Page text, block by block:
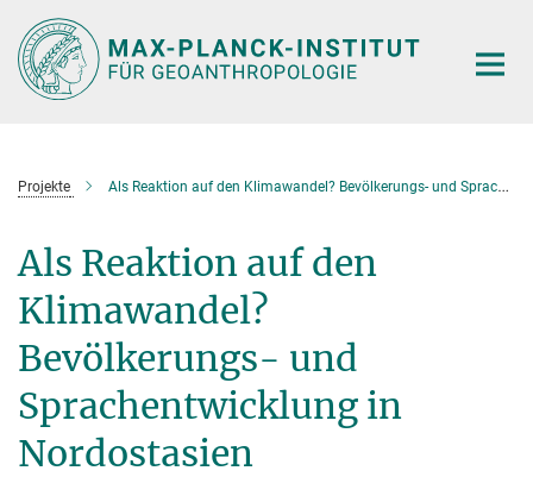
Hauptinhalt
Projekte Als Reaktion auf den Klimawandel? Bevölkerungs- und Sprachentwicklung in Nordostasien
Als Reaktion auf den
Klimawandel?
Bevölkerungs- und
Sprachentwicklung in
Nordostasien